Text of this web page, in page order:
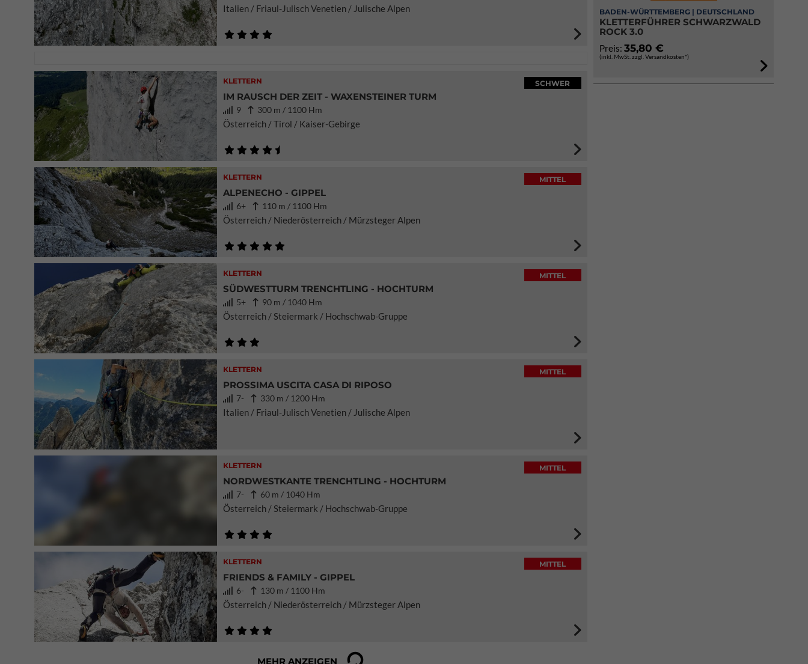
Italien / Friaul-Julisch Venetien / Julische Alpen
KLETTERN SCHWER
IM RAUSCH DER ZEIT - WAXENSTEINER TURM
9 300 m / 1100 Hm
Österreich / Tirol / Kaiser-Gebirge
KLETTERN MITTEL
ALPENECHO - GIPPEL
6+ 110 m / 1100 Hm
Österreich / Niederösterreich / Mürzsteger Alpen
KLETTERN MITTEL
SÜDWESTTURM TRENCHTLING - HOCHTURM
5+ 90 m / 1040 Hm
Österreich / Steiermark / Hochschwab-Gruppe
KLETTERN MITTEL
PROSSIMA USCITA CASA DI RIPOSO
7- 330 m / 1200 Hm
Italien / Friaul-Julisch Venetien / Julische Alpen
KLETTERN MITTEL
NORDWESTKANTE TRENCHTLING - HOCHTURM
7- 60 m / 1040 Hm
Österreich / Steiermark / Hochschwab-Gruppe
KLETTERN MITTEL
FRIENDS & FAMILY - GIPPEL
6- 130 m / 1100 Hm
Österreich / Niederösterreich / Mürzsteger Alpen
MEHR ANZEIGEN
BADEN-WÜRTTEMBERG | DEUTSCHLAND
KLETTERFÜHRER SCHWARZWALD
ROCK 3.0
Preis: 35,80 €
(inkl. MwSt. zzgl. Versandkosten*)